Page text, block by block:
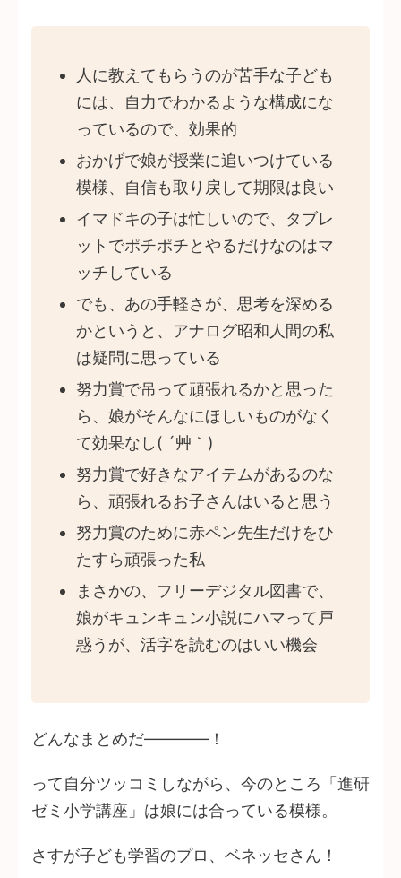
人に教えてもらうのが苦手な子ども
には、自力でわかるような構成にな
っているので、効果的
おかげで娘が授業に追いつけている
模様、自信も取り戻して期限は良い
イマドキの子は忙しいので、タブレ
ットでポチポチとやるだけなのはマ
ッチしている
でも、あの手軽さが、思考を深める
かというと、アナログ昭和人間の私
は疑問に思っている
努力賞で吊って頑張れるかと思った
ら、娘がそんなにほしいものがなく
て効果なし( ´艸｀)
努力賞で好きなアイテムがあるのな
ら、頑張れるお子さんはいると思う
努力賞のために赤ペン先生だけをひ
たすら頑張った私
まさかの、フリーデジタル図書で、
娘がキュンキュン小説にハマって戸
惑うが、活字を読むのはいい機会
どんなまとめだ――――！
って自分ツッコミしながら、今のところ「進研
ゼミ小学講座」は娘には合っている模様。
さすが子ども学習のプロ、ベネッセさん！